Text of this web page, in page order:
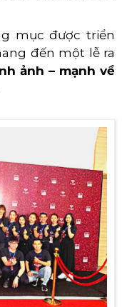
mục được triển
đến một lễ ra
ảnh – mạnh về